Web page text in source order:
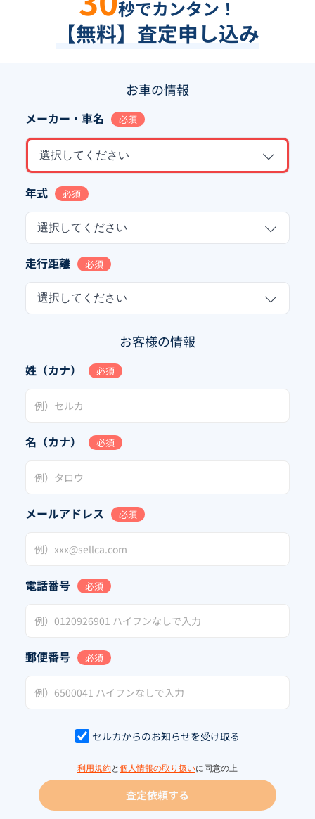
秒でカンタン！
【無料】査定申し込み
お車の情報
メーカー・車名 必須
選択してください
年式 必須
選択してください
走行距離 必須
選択してください
お客様の情報
姓（カナ） 必須
名（カナ） 必須
メールアドレス 必須
電話番号 必須
郵便番号 必須
セルカからのお知らせを受け取る
利用規約と 個人情報の取り扱いに同意の上
査定依頼する